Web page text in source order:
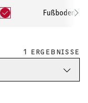
1 ERGEBNISSE